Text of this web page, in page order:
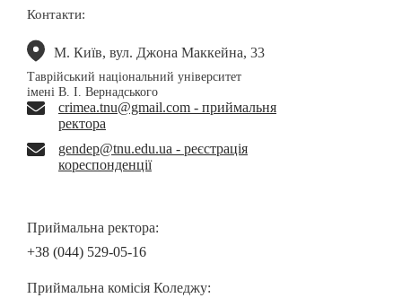
Контакти:
М. Київ, вул. Джона Маккейна, 33
Таврійський національний університет
імені В. І. Вернадського
crimea.tnu@gmail.com - приймальня
ректора
gendep@tnu.edu.ua - реєстрація
кореспонденції
Приймальна ректора:
+38 (044) 529-05-16
Приймальна комісія Коледжу: